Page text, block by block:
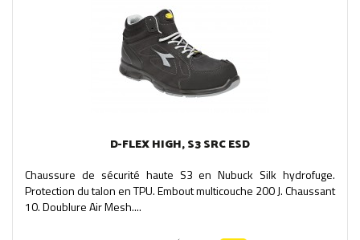
D-FLEX HIGH, S3 SRC ESD
Chaussure de sécurité haute S3 en Nubuck Silk hydrofuge.
Protection du talon en TPU. Embout multicouche 200 J. Chaussant
10. Doublure Air Mesh....